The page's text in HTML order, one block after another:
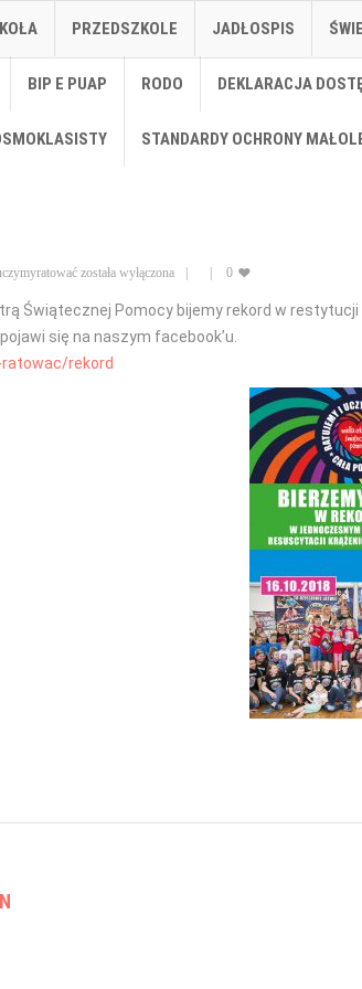
PRZEDSZKOLE JADŁOSPIS
BIP E PUAP RODO DEKLARACJA
STANDARDY OCHRONY
została wyłączona 0
Świątecznej Pomocy bijemy rekord w restytucji
się na naszym facebook’u.
rekord